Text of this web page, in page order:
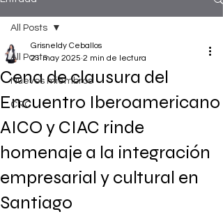
All Posts
Nuevos miembros
CRC
All Posts
Cena de clausura del
Encuentro Iberoamericano
AICO y CIAC rinde
homenaje a la integración
empresarial y cultural en
Santiago
Grisneldy Ceballos
21 may 2025 2 min de lectura